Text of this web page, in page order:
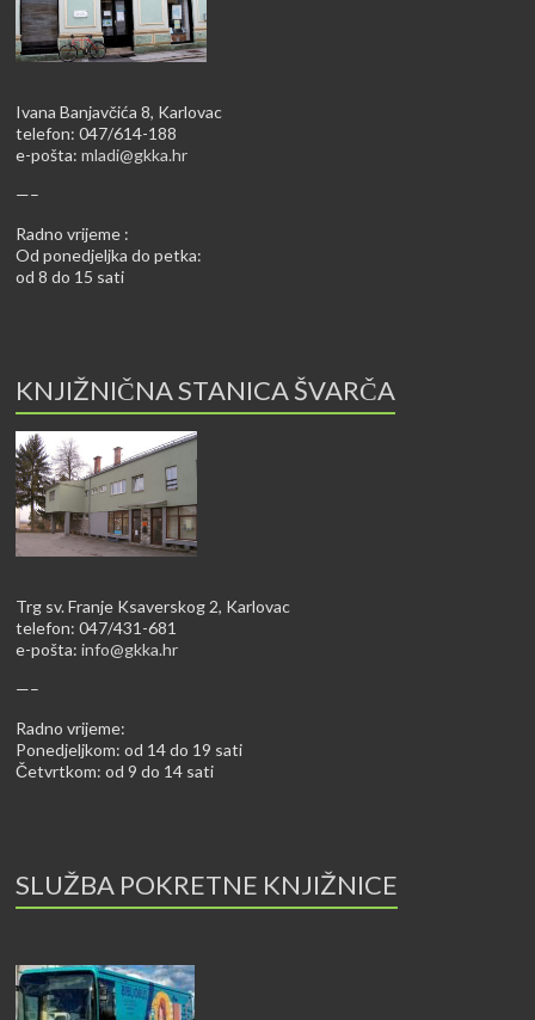
Ivana Banjavčića 8, Karlovac
telefon: 047/614-188
e-pošta:mladi@gkka.hr
—–
Radno vrijeme :
Od ponedjeljka do petka:
od 8 do 15 sati
KNJIŽNIČNA STANICA ŠVARČA
Trg sv. Franje Ksaverskog 2, Karlovac
telefon: 047/431-681
e-pošta:info@gkka.hr
—–
Radno vrijeme:
Ponedjeljkom: od 14 do 19 sati
Četvrtkom: od 9 do 14 sati
SLUŽBA POKRETNE KNJIŽNICE